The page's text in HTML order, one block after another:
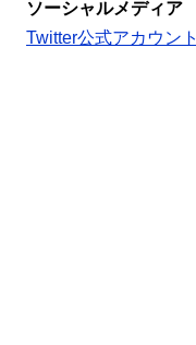
ソーシャルメディア
Twitter公式アカウント